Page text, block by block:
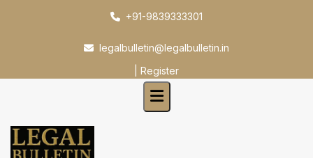
+91-9839333301
legalbulletin@legalbulletin.in
Register